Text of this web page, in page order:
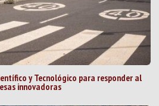
y Tecnológico para responder al
innovadoras